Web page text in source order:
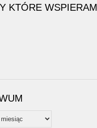
KTÓRE WSPIERAM